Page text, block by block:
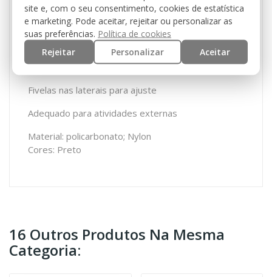
etc.
2 lentes incluídas
A armação é feita de polietileno, material flexível e
confortável.
Fivelas nas laterais para ajuste
Adequado para atividades externas
Material: policarbonato; Nylon
Cores: Preto
16 Outros Produtos Na Mesma
Categoria:
site e, com o seu consentimento, cookies de estatística
e marketing. Pode aceitar, rejeitar ou personalizar as
suas preferências. Política de cookies
Rejeitar
Personalizar Aceitar